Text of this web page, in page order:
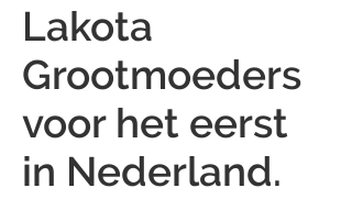
Lakota
Grootmoeders
voor het eerst
in Nederland.